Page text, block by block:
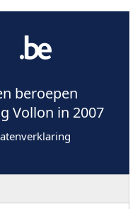
beroepen
Vollon in 2007